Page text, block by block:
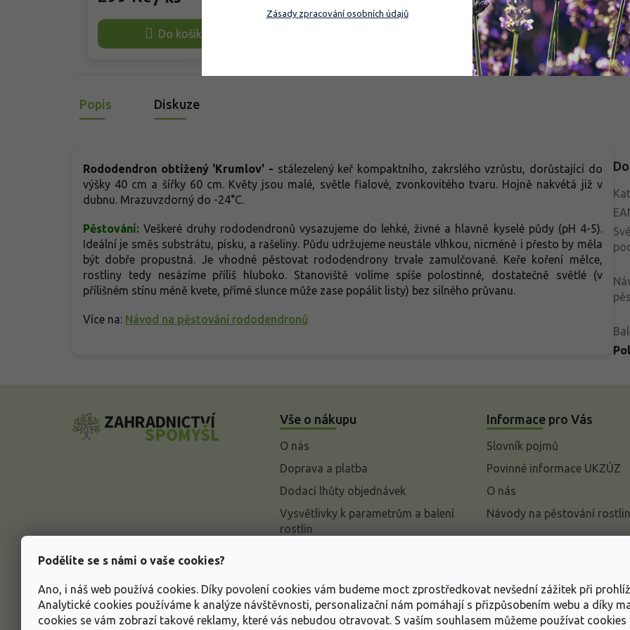
Podělíte se s námi o vaše cookies?
Ano, i náš web používá cookies. Díky povolení cookies vám budeme moct zprostředkovat nevšední zážitek při
Analytické cookies používáme k analýze návštěvnosti, personalizační nám pomáhají s přizpůsobením webu a díky
cookies se vám zobrazí takové reklamy, které vás nebudou otravovat. S vaším souhlasem můžeme používat
Do košíku
jen minimální údržbu a dobře roste
také v nádobách. Oproti běžnějšímu
humózní půdě.
starší keř o něco vyšší. Hustý, nízký
Do košíku
skalek, vřesovišť i menších
Vyžaduje kyselou, humózní
polostinné místo, kde vynikne
sytá barva. Oproti běžnějším
kultivarům dodává výsadbě
Popis Diskuze
Rododendron obtížený 'Krumlov' - stálezelený keř kompaktního, zakrslého vzrůstu, dorůstající do
výšky 40 cm a šířky 60 cm. Květy jsou malé, světle fialové, zvonkovitého tvaru. Hojně nakvétá již v
dubnu. Mrazuvzdorný do -24°C.
Pěstování:Veškeré druhy rododendronů vysazujeme do lehké, živné a hlavně kyselé půdy (pH 4-5).
Ideální je směs substrátu, písku, a rašeliny. Půdu udržujeme neustále vlhkou, nicméně i přesto by měla
být dobře propustná. Je vhodné pěstovat rododendrony trvale zamulčované. Keře koření mělce,
rostliny tedy nesázíme příliš hluboko. Stanoviště volíme spíše polostinné, dostatečně světlé (v
přílišném stínu méně kvete, přímé slunce může zase popálit listy) bez silného průvanu.
Více na: Návod na pěstování rododendronů
Vše o nákupu
O nás
Doprava a platba
Dodací lhůty objednávek
Vysvětlivky k parametrům a balení
rostlin
Informace o ochraně osobních
údajů
Informace pro Vás
Slovník pojmů
Povinné informace UKZÚZ
O nás
Návody na pěstování rostlin
Zásady zpracování osobních údajů